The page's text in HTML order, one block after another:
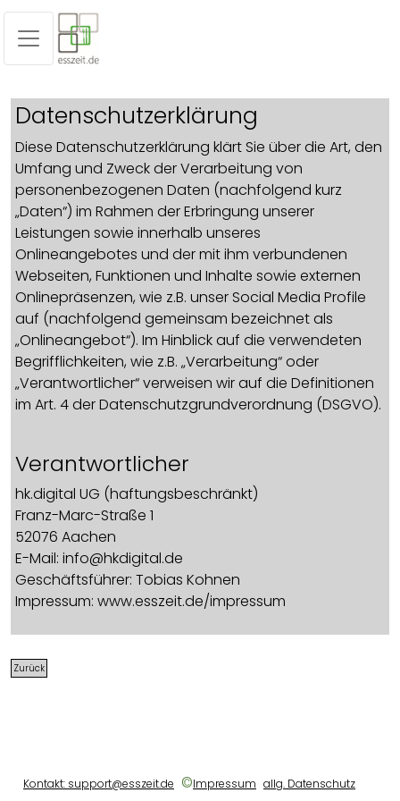
Datenschutzerklärung
Diese Datenschutzerklärung klärt Sie über die Art, den
Umfang und Zweck der Verarbeitung von
personenbezogenen Daten (nachfolgend kurz
„Daten“) im Rahmen der Erbringung unserer
Leistungen sowie innerhalb unseres
Onlineangebotes und der mit ihm verbundenen
Webseiten, Funktionen und Inhalte sowie externen
Onlinepräsenzen, wie z.B. unser Social Media Profile
auf (nachfolgend gemeinsam bezeichnet als
„Onlineangebot“). Im Hinblick auf die verwendeten
Begrifflichkeiten, wie z.B. „Verarbeitung“ oder
„Verantwortlicher“ verweisen wir auf die Definitionen
im Art. 4 der Datenschutzgrundverordnung (DSGVO).
Verantwortlicher
hk.digital UG (haftungsbeschränkt)
Franz-Marc-Straße 1
52076 Aachen
E-Mail: info@hkdigital.de
Geschäftsführer: Tobias Kohnen
Impressum: www.esszeit.de/impressum
Datenschutzbeauftragter
52076 Aachen
Zurück
Kontakt: support@esszeit.de ©Impressum allg. Datenschutz